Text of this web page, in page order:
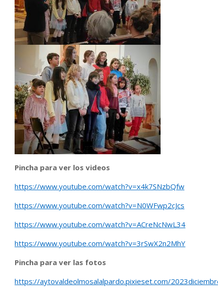
Pincha para ver los videos
https://www.youtube.com/watch?v=x4k7SNzbQfw
https://www.youtube.com/watch?v=N0WFwp2cJcs
https://www.youtube.com/watch?v=ACreNcNwL34
https://www.youtube.com/watch?v=3rSwX2n2MhY
Pincha para ver las fotos
https://aytovaldeolmosalalpardo.pixieset.com/